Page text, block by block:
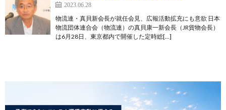
2023.06.28
物流連・真貝新会長が就任会見、広報活動拡充にも意欲 日本
物流団体連合会（物流連）の真貝康一新会長（JR貨物会長）
は6月28日、東京都内で開催した定時総[…]